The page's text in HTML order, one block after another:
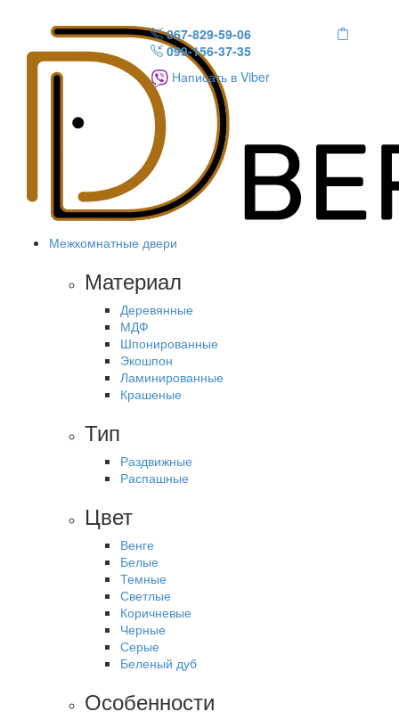
067-829-59-06
099-156-37-35
Написать в Viber
Межкомнатные двери
Материал
Деревянные
МДФ
Шпонированные
Экошпон
Ламинированные
Крашеные
Тип
Раздвижные
Распашные
Цвет
Венге
Белые
Темные
Светлые
Коричневые
Черные
Серые
Беленый дуб
Особенности